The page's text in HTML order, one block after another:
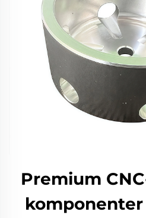
Premium